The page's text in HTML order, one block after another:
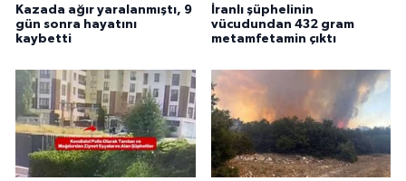
Kazada ağır yaralanmıştı, 9
gün sonra hayatını
kaybetti
İranlı şüphelinin
vücudundan 432 gram
metamfetamin çıktı